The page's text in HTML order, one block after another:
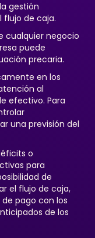
gestión
flujo de caja.
cualquier negocio
puede
precaria.
en los
al
efectivo. Para
una previsión del
o
para
de
el flujo de caja,
pago con los
de los